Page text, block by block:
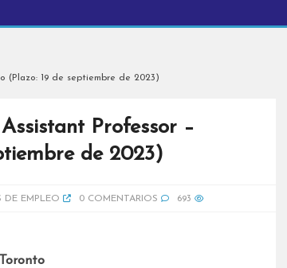
(Plazo: 19 de septiembre de 2023)
Professor –
de 2023)
DE EMPLEO 0 COMENTARIOS 693